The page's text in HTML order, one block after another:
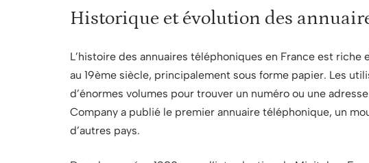
Historique et évolution des
L’histoire des annuaires téléphoniques en France est
au 19ème siècle, principalement sous forme papier. Les
d’énormes volumes pour trouver un numéro ou une
Company a publié le premier annuaire téléphonique, un
d’autres pays.